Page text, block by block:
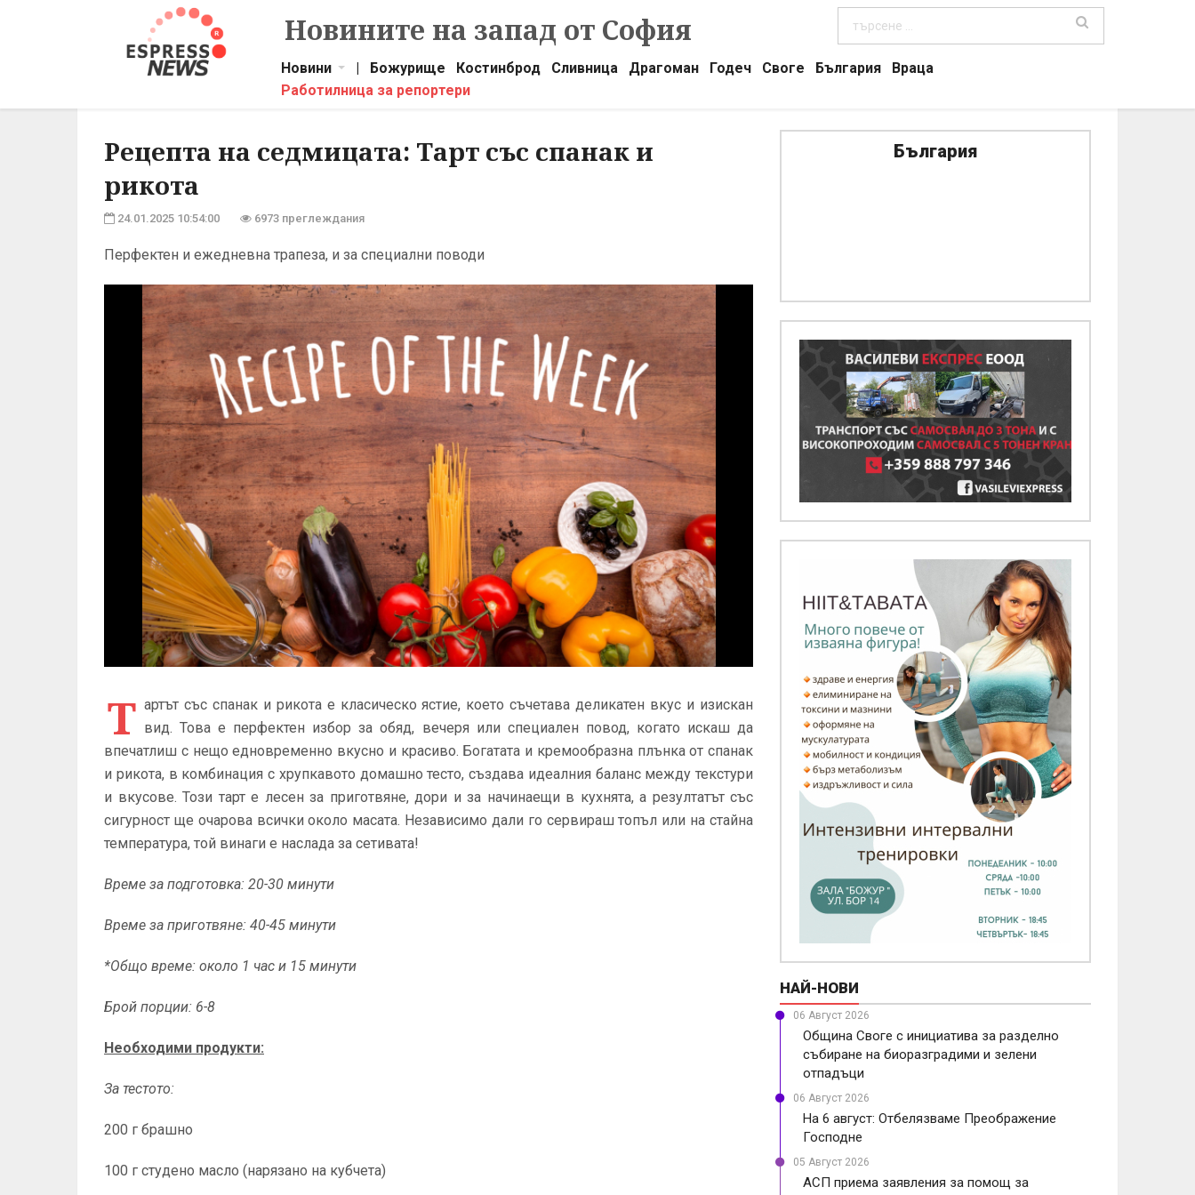
Новините на запад от София
Новини | Божурище Костинброд Сливница Драгоман Годеч Своге България
Враца
Работилница за репортери
Рецепта на седмицата: Тарт със спанак и
рикота
24.01.2025 10:54:00 6973 преглеждания
Перфектен и ежедневна трапеза, и за специални поводи
Т артът със спанак и рикота е класическо ястие, което съчетава деликатен вкус и изискан
вид. Това е перфектен избор за обяд, вечеря или специален повод, когато искаш да
впечатлиш с нещо едновременно вкусно и красиво. Богатата и кремообразна плънка от спанак
и рикота, в комбинация с хрупкавото домашно тесто, създава идеалния баланс между текстури
и вкусове. Този тарт е лесен за приготвяне, дори и за начинаещи в кухнята, а резултатът със
сигурност ще очарова всички около масата. Независимо дали го сервираш топъл или на стайна
температура, той винаги е наслада за сетивата!
Време за подготовка: 20-30 минути
Време за приготвяне: 40-45 минути
*Общо време: около 1 час и 15 минути
Брой порции: 6-8
Необходими продукти:
За тестото:
200 г брашно
100 г студено масло (нарязано на кубчета)
България
НАЙ-НОВИ
06 Август 2026
Община Своге с инициатива за разделно
събиране на биоразградими и зелени
отпадъци
06 Август 2026
На 6 август: Отбелязваме Преображение
Господне
05 Август 2026
АСП приема заявления за помощ за